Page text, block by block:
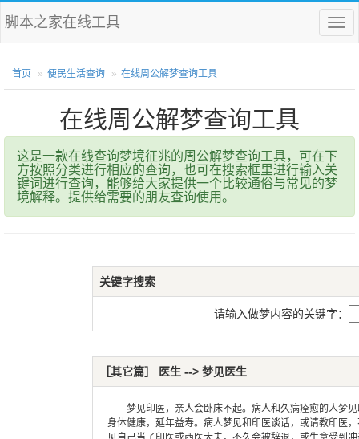
菜
单
脚本之家在线工具
首页 便民生活查询 在线周公解梦查询工具
在线周公解梦查询工具
这是一款在线查询梦境征兆的周公解梦查询工具，可在下
方按照分类进行相应的查询，也可在搜索框里进行输入关
键词进行查询，能够给大家提供一个比较通俗与常见的梦
境解释。提供给需要的朋友查询使用。
关键字搜索
请输入做梦内容的关键字：
［其它篇］ 医生 --> 梦见医生
梦见印医，亲人会卧床不起。病人和久病痊愈的人梦见
身体健康，延年益寿。病人梦见和印医谈话，或请教印医